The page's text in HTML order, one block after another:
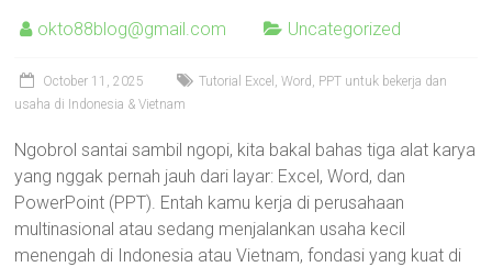
okto88blog@gmail.com Uncategorized
October 11, 2025
Tutorial Excel, Word, PPT untuk bekerja dan
usaha di Indonesia & Vietnam
Ngobrol santai sambil ngopi, kita bakal bahas tiga alat karya
yang nggak pernah jauh dari layar: Excel, Word, dan
PowerPoint (PPT). Entah kamu kerja di perusahaan
multinasional atau sedang menjalankan usaha kecil
menengah di Indonesia atau Vietnam, fondasi yang kuat di